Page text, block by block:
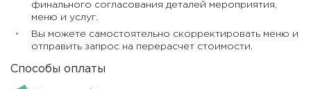
финального согласования деталей мероприятия,
меню и услуг.
Вы можете самостоятельно скорректировать меню и
отправить запрос на перерасчет стоимости.
Способы оплаты